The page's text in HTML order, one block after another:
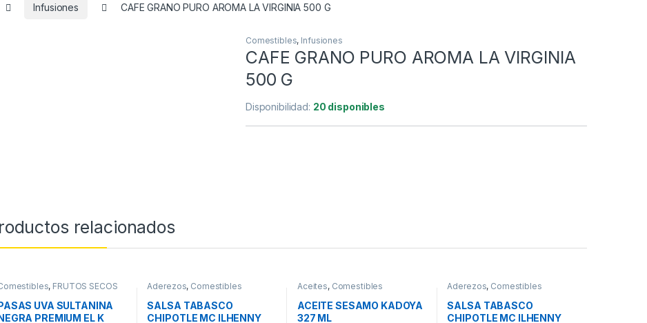
Infusiones CAFE GRANO PURO AROMA LA VIRGINIA 500 G
Comestibles, Infusiones
CAFE GRANO PURO AROMA LA VIRGINIA
500 G
Disponibilidad: 20 disponibles
relacionados
, FRUTOS SECOS
UVA SULTANINA
PREMIUM EL K
Aderezos, Comestibles
SALSA TABASCO
CHIPOTLE MC ILHENNY
Aceites, Comestibles
ACEITE SESAMO KADOYA
327 ML
Aderezos, Comestibles
SALSA TABASCO
CHIPOTLE MC ILHENNY